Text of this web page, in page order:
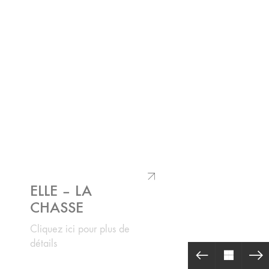
ELLE – LA
CHASSE
Cliquez ici pour plus de
détails